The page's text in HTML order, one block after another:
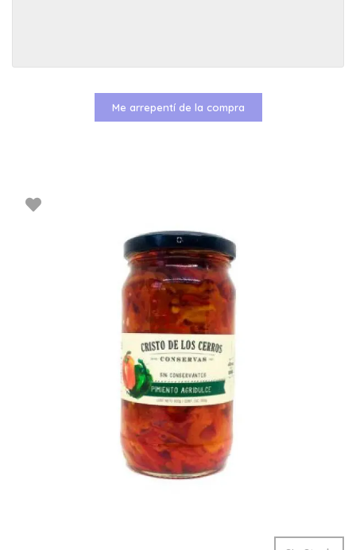
Me arrepentí de la compra